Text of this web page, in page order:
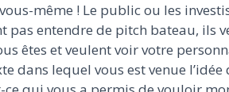
même ! Le public ou les
pas entendre de pitch bateau, ils
êtes et veulent voir votre
dans lequel vous est venue